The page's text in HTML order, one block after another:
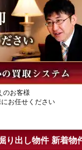
のお客様
お任せください
り出し物件 新着物